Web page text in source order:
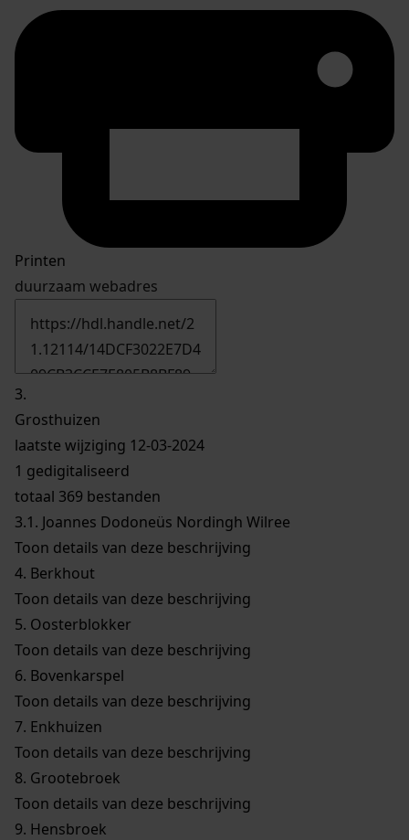
Printen
duurzaam webadres
3.
Grosthuizen
laatste wijziging 12-03-2024
1 gedigitaliseerd
totaal 369 bestanden
3.1. Joannes Dodoneüs Nordingh Wilree
Toon details van deze beschrijving
4. Berkhout
Toon details van deze beschrijving
5. Oosterblokker
Toon details van deze beschrijving
6. Bovenkarspel
Toon details van deze beschrijving
7. Enkhuizen
Toon details van deze beschrijving
8. Grootebroek
Toon details van deze beschrijving
9. Hensbroek